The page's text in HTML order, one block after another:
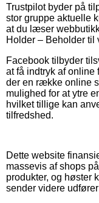
Trustpilot byder på
stor gruppe aktuelle
at du læser
Holder – Beholder
Facebook tilbyder
at få indtryk af
der en række online
mulighed for at ytre
hvilket tillige kan
tilfredshed.
Dette website
massevis af shops
produkter, og høster
sender videre